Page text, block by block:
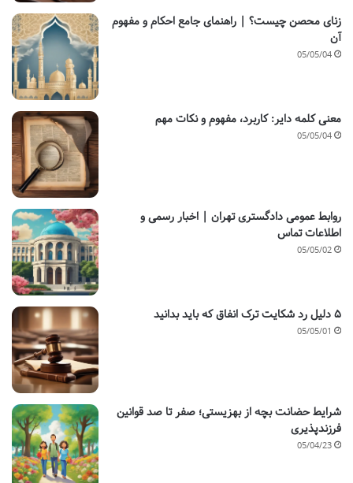
زنای محصن چیست؟ | راهنمای جامع احکام و مفهوم
آن
05/05/04
معنی کلمه دایر: کاربرد، مفهوم و نکات مهم
05/05/04
روابط عمومی دادگستری تهران | اخبار رسمی و
اطلاعات تماس
05/05/02
۵ دلیل رد شکایت ترک انفاق که باید بدانید
05/05/01
شرایط حضانت بچه از بهزیستی؛ صفر تا صد قوانین
فرزندپذیری
05/04/23